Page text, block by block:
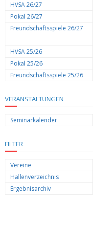
HVSA 26/27
Pokal 26/27
Freundschaftsspiele 26/27
HVSA 25/26
Pokal 25/26
Freundschaftsspiele 25/26
VERANSTALTUNGEN
Seminarkalender
FILTER
Vereine
Hallenverzeichnis
Ergebnisarchiv